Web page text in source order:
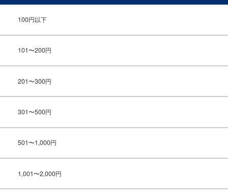
100円以下
101〜200円
201〜300円
301〜500円
501〜1,000円
1,001〜2,000円